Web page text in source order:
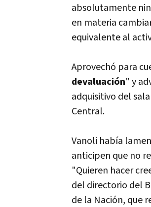
absolutamente
en materia
equivalente al
Aprovechó para
devaluación" y
adquisitivo del
Central.
Vanoli había
anticipen que no
"Quieren hacer
del directorio del
de la Nación, que